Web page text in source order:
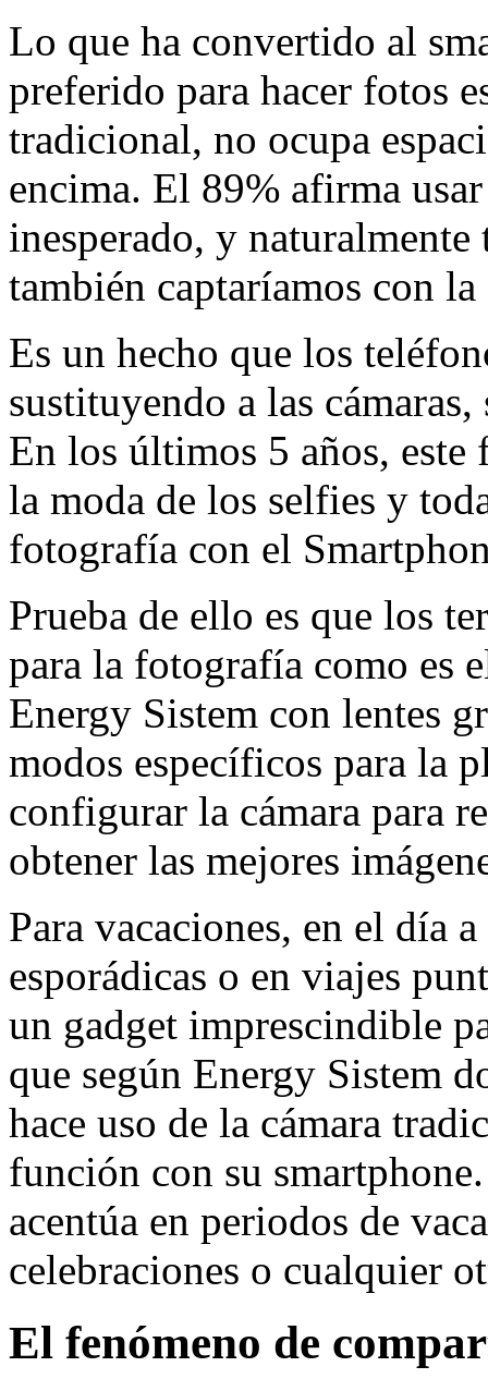
Lo que ha convertido al
preferido para hacer fotos
tradicional, no ocupa
encima. El 89% afirma
inesperado, y
también captaríamos con
Es un hecho que los
sustituyendo a las
En los últimos 5 años, este
la moda de los selfies y
fotografía con el
Prueba de ello es que los
para la fotografía como es
Energy Sistem con lentes
modos específicos para la
configurar la cámara para
obtener las mejores
Para vacaciones, en el día
esporádicas o en viajes
un gadget imprescindible
que según Energy Sistem
hace uso de la cámara
función con su
acentúa en periodos de
celebraciones o cualquier
El fenómeno de